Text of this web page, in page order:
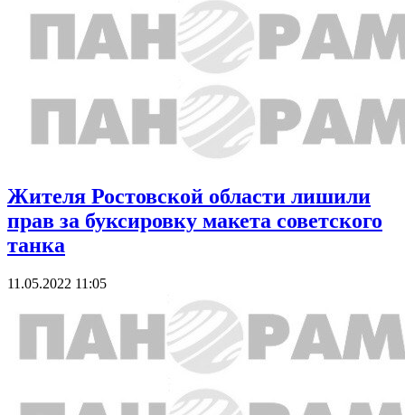
Жителя Ростовской области лишили
прав за буксировку макета советского
танка
11.05.2022 11:05